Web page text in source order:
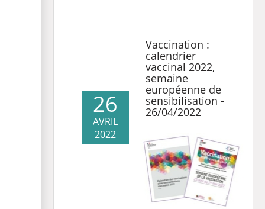
Vaccination :
calendrier
vaccinal 2022,
semaine
européenne de
sensibilisation -
26/04/2022
26
AVRIL
2022